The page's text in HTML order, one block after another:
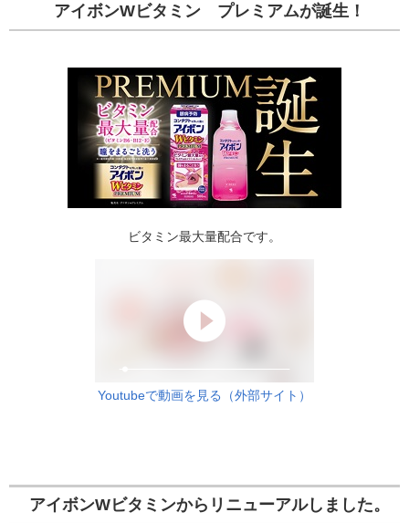
アイボンWビタミン プレミアムが誕生！
ビタミン最大量配合です。
Youtubeで動画を見る（外部サイト）
アイボンWビタミンからリニューアルしました。